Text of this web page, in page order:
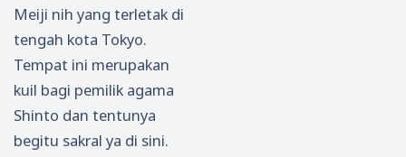
Meiji nih yang terletak di
tengah kota Tokyo.
Tempat ini merupakan
kuil bagi pemilik agama
Shinto dan tentunya
begitu sakral ya di sini.